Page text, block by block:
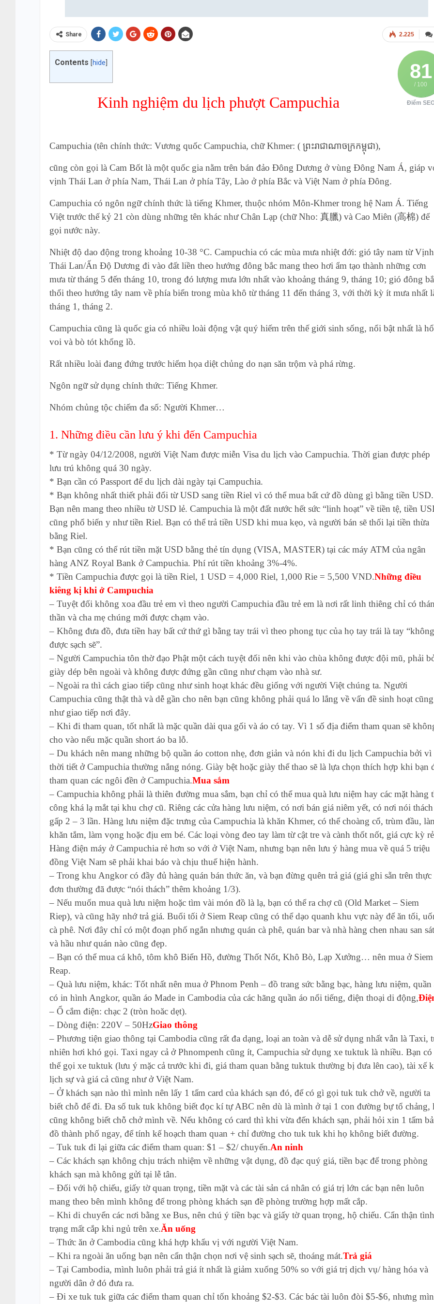
2.225
Share
81
/ 100
Điểm
Contents hide
Kinh nghiệm du lịch phượt Campuchia
Campuchia (tên chính thức: Vương quốc Campuchia, chữ Khmer: ( ព្រះរាជាណាចក្រកម្ពុជា),
cũng còn gọi là Cam Bốt là một quốc gia nằm trên bán đảo Đông Dương ở vùng Đông Nam Á, giáp
vịnh Thái Lan ở phía Nam, Thái Lan ở phía Tây, Lào ở phía Bắc và Việt Nam ở phía Đông.
Campuchia có ngôn ngữ chính thức là tiếng Khmer, thuộc nhóm Môn-Khmer trong hệ Nam Á. Tiếng
Việt trước thế kỷ 21 còn dùng những tên khác như Chân Lạp (chữ Nho: 真臘) và Cao Miên (高棉) để
gọi nước này.
Nhiệt độ dao động trong khoảng 10-38 °C. Campuchia có các mùa mưa nhiệt đới: gió tây nam từ Vịnh
Thái Lan/Ấn Độ Dương đi vào đất liền theo hướng đông bắc mang theo hơi ẩm tạo thành những cơn
mưa từ tháng 5 đến tháng 10, trong đó lượng mưa lớn nhất vào khoảng tháng 9, tháng 10; gió đông
thổi theo hướng tây nam về phía biển trong mùa khô từ tháng 11 đến tháng 3, với thời kỳ ít mưa nhất
tháng 1, tháng 2.
Campuchia cũng là quốc gia có nhiều loài động vật quý hiếm trên thế giới sinh sống, nổi bật nhất là
voi và bò tót khổng lồ.
Rất nhiều loài đang đứng trước hiểm họa diệt chủng do nạn săn trộm và phá rừng.
Ngôn ngữ sử dụng chính thức: Tiếng Khmer.
Nhóm chủng tộc chiếm đa số: Người Khmer…
1. Những điều cần lưu ý khi đến Campuchia
* Từ ngày 04/12/2008, người Việt Nam được miễn Visa du lịch vào Campuchia. Thời gian được phép
lưu trú không quá 30 ngày.
* Bạn cần có Passport để du lịch dài ngày tại Campuchia.
* Bạn không nhất thiết phải đổi từ USD sang tiền Riel vì có thể mua bất cứ đồ dùng gì bằng tiền USD.
Bạn nên mang theo nhiều tờ USD lẻ. Campuchia là một đất nước hết sức “linh hoạt” về tiền tệ, tiền
cũng phổ biến y như tiền Riel. Bạn có thể trả tiền USD khi mua kẹo, và người bán sẽ thối lại tiền thừa
bằng Riel.
* Bạn cũng có thể rút tiền mặt USD bằng thẻ tín dụng (VISA, MASTER) tại các máy ATM của ngân
hàng ANZ Royal Bank ở Campuchia. Phí rút tiền khoảng 3%-4%.
* Tiền Campuchia được gọi là tiền Riel, 1 USD = 4,000 Riel, 1,000 Rie = 5,500 VND.Những điều
kiêng kị khi ở Campuchia
– Tuyệt đối không xoa đầu trẻ em vì theo người Campuchia đầu trẻ em là nơi rất linh thiêng chỉ có
thần và cha mẹ chúng mới được chạm vào.
– Không đưa đồ, đưa tiền hay bất cứ thứ gì bằng tay trái vì theo phong tục của họ tay trái là tay “không
được sạch sẽ”.
– Người Campuchia tôn thờ đạo Phật một cách tuyệt đối nên khi vào chùa không được đội mũ, phải
giày dép bên ngoài và không được đứng gần cũng như chạm vào nhà sư.
– Ngoài ra thì cách giao tiếp cũng như sinh hoạt khác đều giống với người Việt chúng ta. Người
Campuchia cũng thật thà và dễ gần cho nên bạn cũng không phải quá lo lắng về vấn đề sinh hoạt cũng
như giao tiếp nơi đây.
– Khi đi tham quan, tốt nhất là mặc quần dài qua gối và áo có tay. Vì 1 số địa điểm tham quan sẽ
cho vào nếu mặc quần short áo ba lỗ.
– Du khách nên mang những bộ quần áo cotton nhẹ, đơn giản và nón khi đi du lịch Campuchia bởi vì
thời tiết ở Campuchia thường nắng nóng. Giày bệt hoặc giày thể thao sẽ là lựa chọn thích hợp khi bạn
tham quan các ngôi đền ở Campuchia.Mua sắm
– Campuchia không phải là thiên đường mua sắm, bạn chỉ có thể mua quà lưu niệm hay các mặt hàng
công khá lạ mắt tại khu chợ cũ. Riêng các cửa hàng lưu niệm, có nơi bán giá niêm yết, có nơi nói thách
gấp 2 – 3 lần. Hàng lưu niệm đặc trưng của Campuchia là khăn Khmer, có thể choàng cổ, trùm đầu,
khăn tắm, làm vọng hoặc địu em bé. Các loại vòng đeo tay làm từ cật tre và cành thốt nốt, giá cực kỳ
Hàng điện máy ở Campuchia rẻ hơn so với ở Việt Nam, nhưng bạn nên lưu ý hàng mua về quá 5 triệu
đồng Việt Nam sẽ phải khai báo và chịu thuế hiện hành.
– Trong khu Angkor có đầy đủ hàng quán bán thức ăn, và bạn đừng quên trả giá (giá ghi sẵn trên thực
đơn thường đã được “nói thách” thêm khoảng 1/3).
– Nếu muốn mua quà lưu niệm hoặc tìm vài món đồ là lạ, bạn có thể ra chợ cũ (Old Market – Siem
Riep), và cũng hãy nhớ trả giá. Buổi tối ở Siem Reap cũng có thể dạo quanh khu vực này để ăn tối,
cà phê. Nơi đây chỉ có một đoạn phố ngắn nhưng quán cà phê, quán bar và nhà hàng chen nhau san
và hầu như quán nào cũng đẹp.
– Bạn có thể mua cá khô, tôm khô Biển Hồ, đường Thốt Nốt, Khô Bò, Lạp Xưởng… nên mua ở Siem
Reap.
– Quà lưu niệm, khác: Tốt nhất nên mua ở Phnom Penh – đồ trang sức bằng bạc, hàng lưu niệm, quần
có in hình Angkor, quần áo Made in Cambodia của các hãng quần áo nổi tiếng, điện thoại di động,
– Ổ cắm điện: chạc 2 (tròn hoăc dẹt).
– Dòng điện: 220V – 50HzGiao thông
– Phương tiện giao thông tại Cambodia cũng rất đa dạng, loại an toàn và dễ sử dụng nhất vẫn là Taxi,
nhiên hơi khó gọi. Taxi ngay cả ở Phnompenh cũng ít, Campuchia sử dụng xe tuktuk là nhiều. Bạn có
thể gọi xe tuktuk (lưu ý mặc cả trước khi đi, giá tham quan bằng tuktuk thường bị đưa lên cao), tài xế
lịch sự và giá cả cũng như ở Việt Nam.
– Ở khách sạn nào thì mình nên lấy 1 tấm card của khách sạn đó, để có gì gọi tuk tuk chở về, người ta
biết chỗ để đi. Đa số tuk tuk không biết đọc kí tự ABC nên dù là mình ở tại 1 con đường bự tổ chảng,
cũng không biết chỗ chở mình về. Nếu không có card thì khi vừa đến khách sạn, phải hỏi xin 1 tấm
đồ thành phố ngay, để tính kế hoạch tham quan + chỉ đường cho tuk tuk khi họ không biết đường.
– Tuk tuk đi lại giữa các điểm tham quan: $1 – $2/ chuyến.An ninh
– Các khách sạn không chịu trách nhiệm về những vật dụng, đồ đạc quý giá, tiền bạc để trong phòng
khách sạn mà không gửi tại lễ tân.
– Ðối với hộ chiếu, giấy tờ quan trọng, tiền mặt và các tài sản cá nhân có giá trị lớn các bạn nên luôn
mang theo bên mình không để trong phòng khách sạn đề phòng trường hợp mất cắp.
– Khi di chuyển các nơi bằng xe Bus, nên chú ý tiền bạc và giấy tờ quan trọng, hộ chiếu. Cẩn thận tình
trạng mất cắp khi ngủ trên xe.Ăn uống
– Thức ăn ở Cambodia cũng khá hợp khẩu vị với người Việt Nam.
– Khi ra ngoài ăn uống bạn nên cẩn thận chọn nơi vệ sinh sạch sẽ, thoáng mát.Trả giá
– Tại Cambodia, mình luôn phải trả giá ít nhất là giảm xuống 50% so với giá trị dịch vụ/ hàng hóa và
người dân ở đó đưa ra.
– Đi xe tuk tuk giữa các điểm tham quan chỉ tốn khoảng $2-$3. Các bác tài luôn đòi $5-$6, nhưng